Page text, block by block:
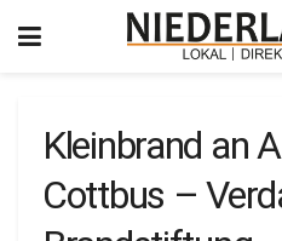
Kleinbrand an
Cottbus –